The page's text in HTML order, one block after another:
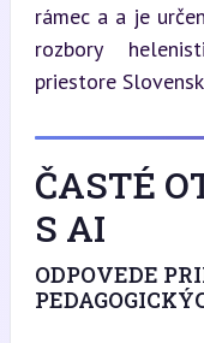
rámec a a je
rozbory
priestore
ČASTÉ
S AI
ODPOVEDE